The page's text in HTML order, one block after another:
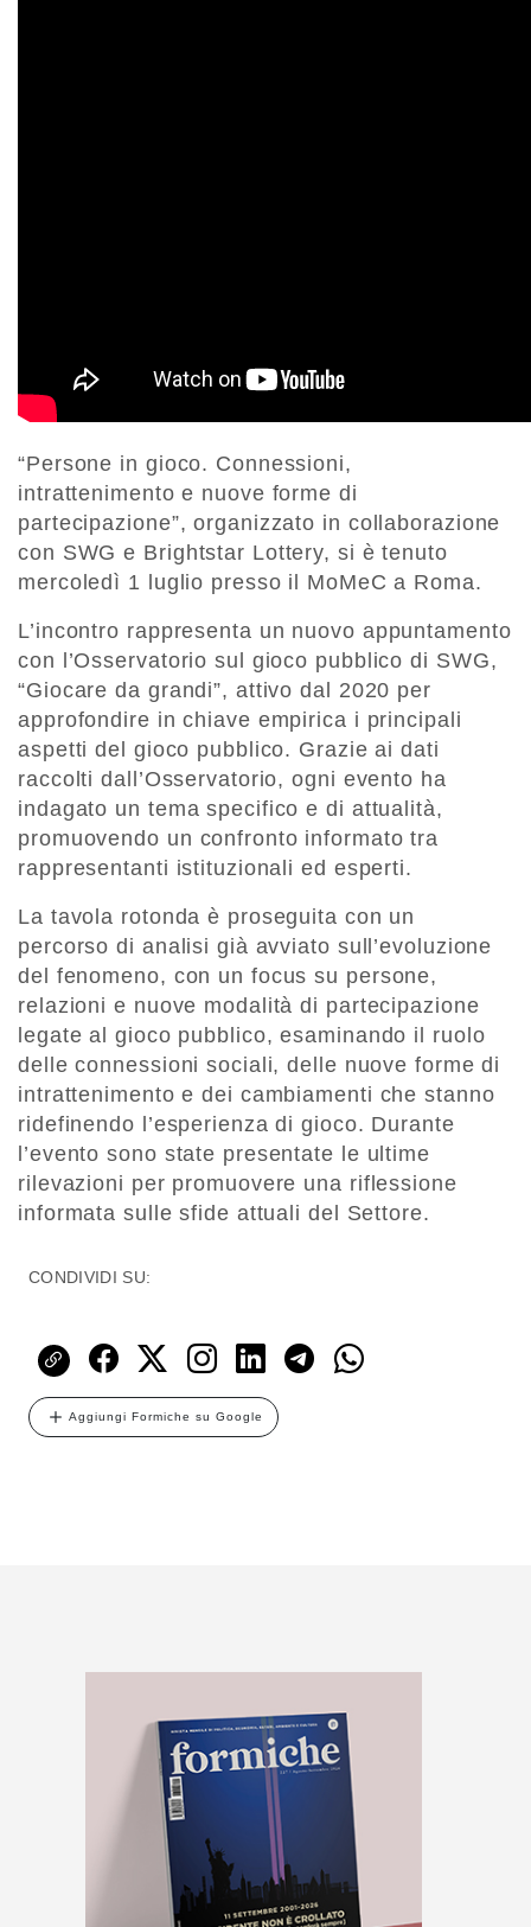
“Persone in gioco. Connessioni,
intrattenimento e nuove forme di
partecipazione”, organizzato in collaborazione
con SWG e Brightstar Lottery, si è tenuto
mercoledì 1 luglio presso il MoMeC a Roma.
L’incontro rappresenta un nuovo appuntamento
con l’Osservatorio sul gioco pubblico di SWG,
“Giocare da grandi”, attivo dal 2020 per
approfondire in chiave empirica i principali
aspetti del gioco pubblico. Grazie ai dati
raccolti dall’Osservatorio, ogni evento ha
indagato un tema specifico e di attualità,
promuovendo un confronto informato tra
rappresentanti istituzionali ed esperti.
La tavola rotonda è proseguita con un
percorso di analisi già avviato sull’evoluzione
del fenomeno, con un focus su persone,
relazioni e nuove modalità di partecipazione
legate al gioco pubblico, esaminando il ruolo
delle connessioni sociali, delle nuove forme di
intrattenimento e dei cambiamenti che stanno
ridefinendo l’esperienza di gioco. Durante
l’evento sono state presentate le ultime
rilevazioni per promuovere una riflessione
informata sulle sfide attuali del Settore.
CONDIVIDI SU:
Aggiungi Formiche su Google